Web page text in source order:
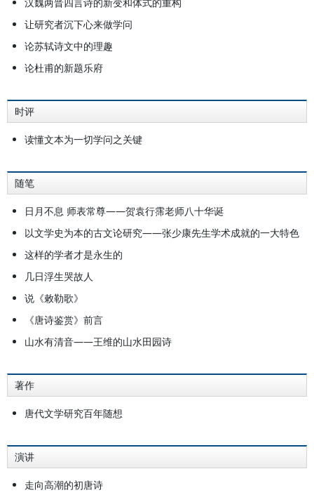
让研究者沉下心来做学问
论苏轼诗文中的理趣
论杜甫的新题乐府
时评
读懂文本为一切学问之关键
随笔
日月不息 师表常尊——贺袁行霈老师八十华诞
以文学史为本的古文论研究——张少康先生学术成就的一大特色
这样的学者才是永生的
几日浮生哭故人
说《敕勒歌》
《唐诗鉴赏》前言
山水有清音——王维的山水田园诗
著作
唐代文学研究百年随想
演讲
走向高潮的初唐诗